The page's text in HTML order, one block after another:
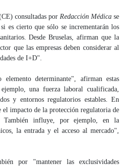
consultadas por Redacción Médica se
es cierto que sólo se incrementarán los
Desde Bruselas, afirman que la
que las empresas deben considerar al
de I+D".
determinante", afirman estas
una fuerza laboral cualificada,
y entornos regulatorios estables. En
el impacto de la protección regulatoria de
influye, por ejemplo, en la
la entrada y el acceso al mercado",
por "mantener las exclusividades